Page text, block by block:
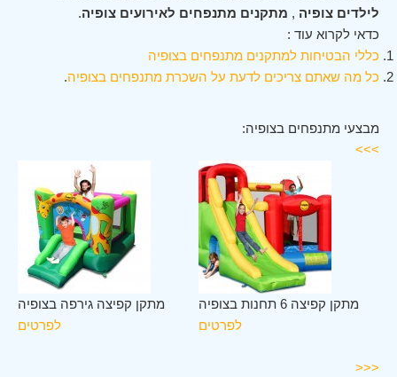
לילדים צופיה , מתקנים מתנפחים לאירועים צופיה.
כדאי לקרוא עוד :
כללי הבטיחות למתקנים מתנפחים בצופיה
כל מה שאתם צריכים לדעת על השכרת מתנפחים בצופיה.
מבצעי מתנפחים בצופיה:
>>>
מתקן קפיצה גירפה בצופיה
לפרטים
מתקן קפיצה 6 תחנות בצופיה
לפרטים
<<<